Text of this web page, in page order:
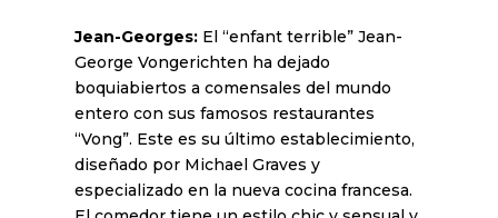
Jean-Georges: El “enfant terrible” Jean-
George Vongerichten ha dejado
boquiabiertos a comensales del mundo
entero con sus famosos restaurantes
“Vong”. Este es su último establecimiento,
diseñado por Michael Graves y
especializado en la nueva cocina francesa.